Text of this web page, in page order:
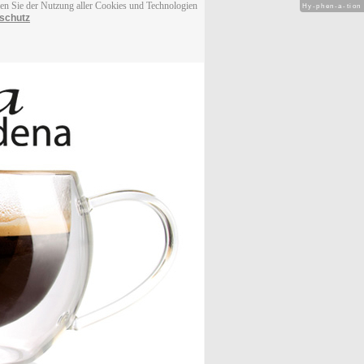
Sie der Nutzung aller Cookies und Technologien
Hy-phen-a-tion